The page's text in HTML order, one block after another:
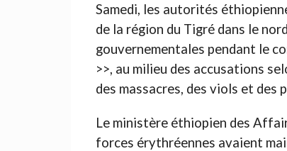
Samedi, les autorités
de la région du Tigré dans le
gouvernementales pendant le
>>, au milieu des accusations
des massacres, des viols et des
Le ministère éthiopien des
forces érythréennes avaient